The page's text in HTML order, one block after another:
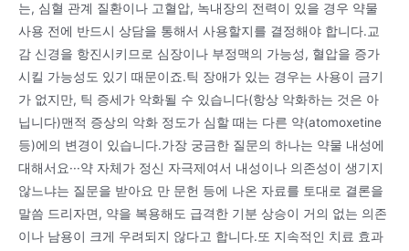
는, 심혈 관계 질환이나 고혈압, 녹내장의 전력이 있을 경우 약물
사용 전에 반드시 상담을 통해서 사용할지를 결정해야 합니다.교
감 신경을 항진시키므로 심장이나 부정맥의 가능성, 혈압을 증가
시킬 가능성도 있기 때문이죠.틱 장애가 있는 경우는 사용이 금기
가 없지만, 틱 증세가 악화될 수 있습니다(항상 악화하는 것은 아
닙니다)맨적 증상의 악화 정도가 심할 때는 다른 약(atomoxetine
등)에의 변경이 있습니다.가장 궁금한 질문의 하나는 약물 내성에
대해서요···약 자체가 정신 자극제여서 내성이나 의존성이 생기지
않느냐는 질문을 받아요 만 문헌 등에 나온 자료를 토대로 결론을
말씀 드리자면, 약을 복용해도 급격한 기분 상승이 거의 없는 의존
이나 남용이 크게 우려되지 않다고 합니다.또 지속적인 치료 효과